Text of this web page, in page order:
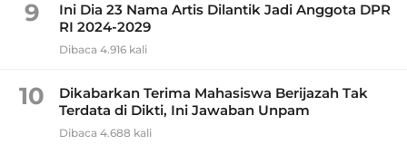
9
Ini Dia 23 Nama Artis Dilantik Jadi Anggota DPR
RI 2024-2029
Dibaca 4.916 kali
10
Dikabarkan Terima Mahasiswa Berijazah Tak
Terdata di Dikti, Ini Jawaban Unpam
Dibaca 4.688 kali